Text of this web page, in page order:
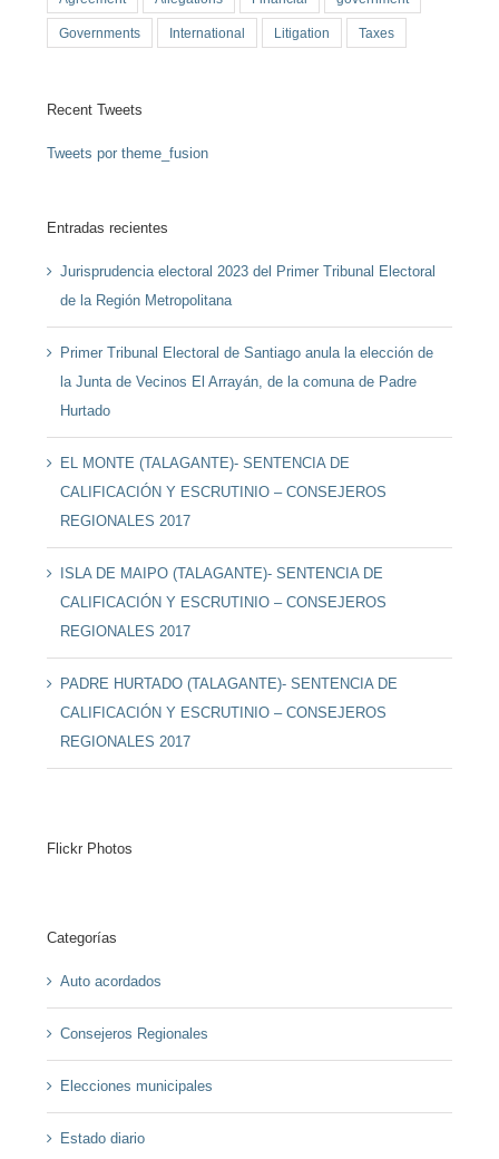
Governments International Litigation Taxes
Recent Tweets
Tweets por theme_fusion
Entradas recientes
Jurisprudencia electoral 2023 del Primer Tribunal Electoral
de la Región Metropolitana
Primer Tribunal Electoral de Santiago anula la elección de
la Junta de Vecinos El Arrayán, de la comuna de Padre
Hurtado
EL MONTE (TALAGANTE)- SENTENCIA DE
CALIFICACIÓN Y ESCRUTINIO – CONSEJEROS
REGIONALES 2017
ISLA DE MAIPO (TALAGANTE)- SENTENCIA DE
CALIFICACIÓN Y ESCRUTINIO – CONSEJEROS
REGIONALES 2017
PADRE HURTADO (TALAGANTE)- SENTENCIA DE
CALIFICACIÓN Y ESCRUTINIO – CONSEJEROS
REGIONALES 2017
Flickr Photos
Categorías
Auto acordados
Consejeros Regionales
Elecciones municipales
Estado diario